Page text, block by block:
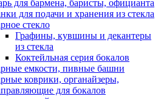
для бармена, баристы, официанта
для подачи и хранения из стекла
стекло
Графины, кувшины и декантеры
из стекла
Коктейльная серия бокалов
емкости, пивные башни
коврики, органайзеры,
для бокалов